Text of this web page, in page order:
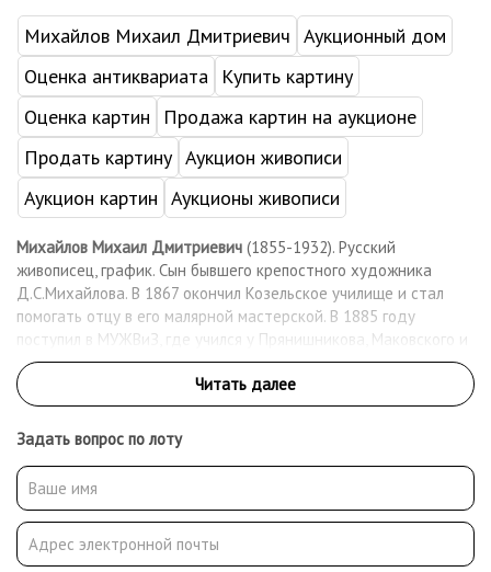
Михайлов Михаил Дмитриевич Аукционный дом
Оценка антиквариата
Купить картину
Оценка картин
Продажа картин на аукционе
Продать картину Аукцион живописи
Аукцион картин Аукционы живописи
Михайлов Михаил Дмитриевич (1855-1932). Русский
живописец, график. Сын бывшего крепостного художника
Д.С.Михайлова. В 1867 окончил Козельское училище и стал
помогать отцу в его малярной мастерской. В 1885 году
поступил в МУЖВиЗ, где учился у Прянишникова, Маковского и
Сурикова. После окончания училища вступил в Московское
общество любителей художеств и стал его постоянным
экспонентом. В 1910 - 1911 - член московского объединения
«Группа художников». Работал как живописец, график-
иллюстратор. После революции вступил в группу «Звено» и
профсоюз московских художников. Работал преподавателем
рисования в школах Сокольнического района.
Задать вопрос по лоту